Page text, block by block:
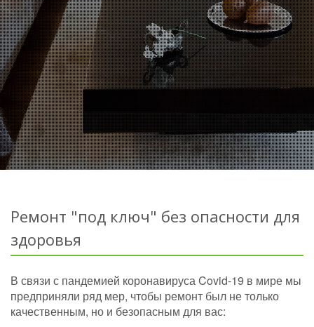
Ремонт "под ключ" без опасности для
здоровья
В связи с пандемией коронавируса Covid-19 в мире мы
предприняли ряд мер, чтобы ремонт был не только
качественным, но и безопасным для вас: